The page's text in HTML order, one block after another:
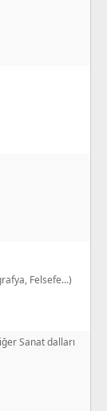
Felsefe...)
Sanat dalları